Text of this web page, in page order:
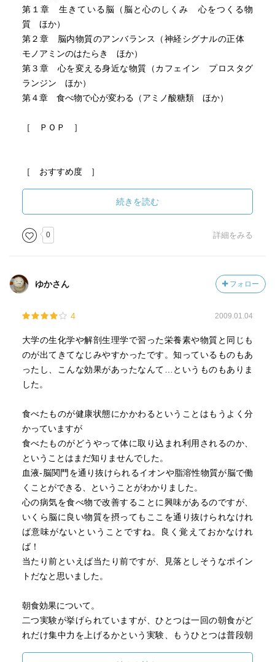
第１章 生きている脳（脳と心のしくみ 心をつくる物
質 ほか）
第２章 脳内物質のアンバランス（神経シグナルの正体
モノアミンのはたらき ほか）
第３章 心を変える身近な物質（カフェイン プロスタグ
ランジン ほか）
第４章 食べ物で心が変わる（アミノ酸糖類 ほか）
［ ＰＯＰ ］
［ おすすめ度 ］
☆☆☆☆☆☆☆ おすすめ度
☆☆☆☆☆☆☆ 文章
☆☆☆☆☆☆☆ ストーリー
☆☆☆☆☆☆☆ メッセージ性
☆☆☆☆☆☆☆ 読後の個人的な満足度
共感度（空振り三振・一部・参った！）
［ 関連図書 ］
続きを読む
0 詳細をみる
ゆかさん フォロー
4 2009.01.04
大学の生化学や解剖生理学で習った栄養素や物質と同じも
のが出てきてなじみやすかったです。知っているものもあ
ったし、こんな効果があったなんて…というものもありま
した。
食べたものが健康状態にかかわるということはもうよく分
かっていますが
食べたものがどうやって体に取り込まれ利用されるのか、
ということはまだ知りませんでした。
血液‐脳関門を通り抜けられるイオンや脂溶性物質が脳で働
くことができる、ということがわかりました。
心の病気を食べ物で改善することに興味があるのですが、
いくら脳に良い物質を摂ってもここを通り抜けられなけれ
ば意味がないということですね。良く覚えておかなけれ
ば！
当たり前といえば当たり前ですが、見落としそうなポイン
トだなと思いました。
朝食効果について。
二つ実験が挙げられていますが、ひとつは一回の朝食がど
れだけ集中力を上げるかという実験、もうひとつは普段朝